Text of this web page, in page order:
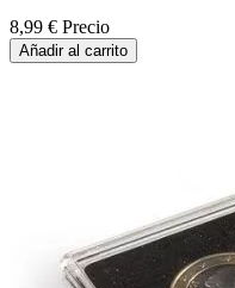
8,99 € Precio
Añadir al carrito